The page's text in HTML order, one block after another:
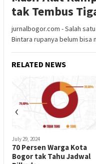
tak Tembus
jurnalbogor.com - Salah
Bintara rupanya belum
RELATED NEWS
July 29, 2024
70 Persen Warga Kota
Bogor tak Tahu Jadwal
‹